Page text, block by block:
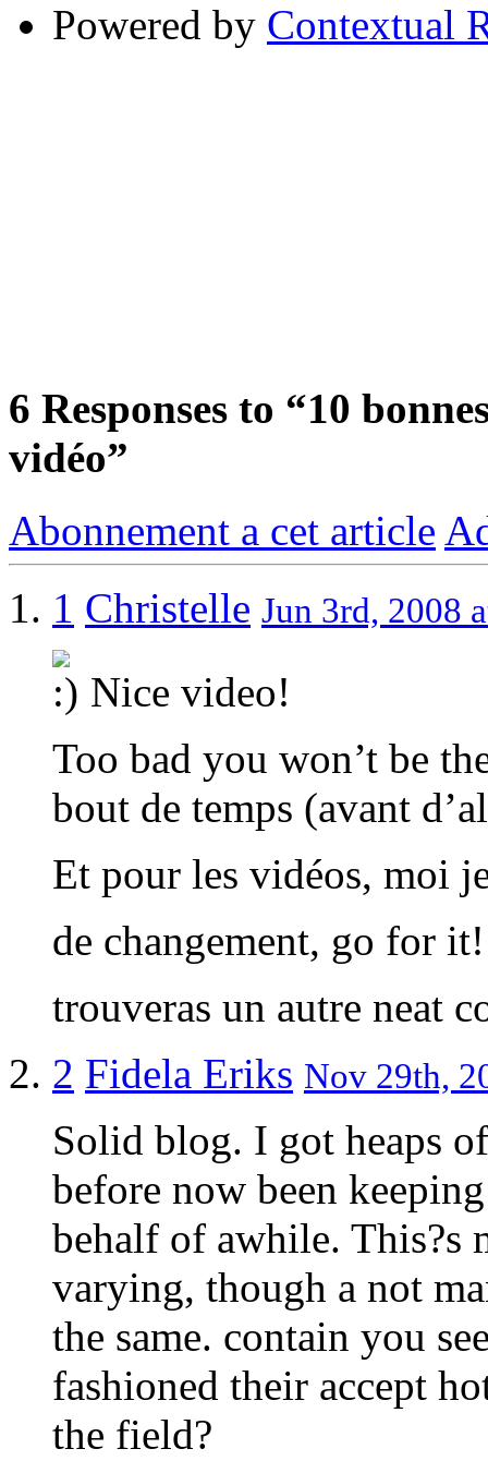
Powered by Contextual
6 Responses to “10
vidéo”
Abonnement a cet article
1 Christelle Jun 3rd, 2008
Nice video!
Too bad you won’t be
bout de temps (avant
Et pour les vidéos, moi
de changement, go for
trouveras un autre neat
2 Fidela Eriks Nov 29th,
Solid blog. I got heaps
before now been
behalf of awhile. This?s
varying, though a not
the same. contain you
fashioned their accept
the field?